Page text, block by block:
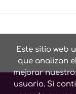
Este sitio web
que analizan
mejorar
usuario. Si